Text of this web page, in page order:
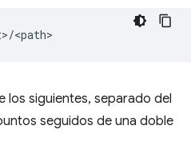
los siguientes, separado del
seguidos de una doble